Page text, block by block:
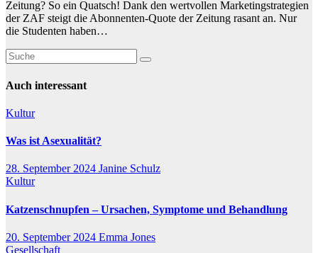
Zeitung? So ein Quatsch! Dank den wertvollen Marketingstrategien
der ZAF steigt die Abonnenten-Quote der Zeitung rasant an. Nur
die Studenten haben…
Auch interessant
Kultur
Was ist Asexualität?
28. September 2024 Janine Schulz
Kultur
Katzenschnupfen – Ursachen, Symptome und Behandlung
20. September 2024 Emma Jones
Gesellschaft